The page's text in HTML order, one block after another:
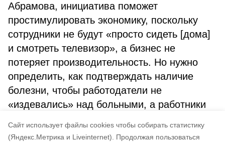
Cайт использует файлы cookies чтобы собирать статистику
(Яндекс.Метрика и Liveinternet).
Продолжая пользоваться
Абрамова, инициатива поможет
простимулировать экономику, поскольку
сотрудники не будут «просто сидеть [дома]
и смотреть телевизор», а бизнес не
потеряет производительность. Но нужно
определить, как подтверждать наличие
болезни, чтобы работодатели не
«издевались» над больными, а работники
он.